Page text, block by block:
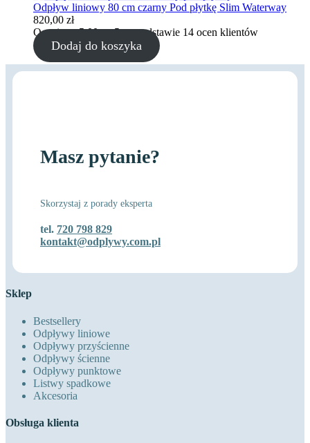
Odpływ liniowy 80 cm czarny Pod płytkę Slim Waterway
820,00 zł
Oceniony5.00na 5 na podstawie 14 ocen klientów
Dodaj do koszyka
Masz pytanie?
Skorzystaj z porady eksperta
tel. 720 798 829
kontakt@odplywy.com.pl
Sklep
Bestsellery
Odpływy liniowe
Odpływy przyścienne
Odpływy ścienne
Odpływy punktowe
Listwy spadkowe
Akcesoria
Obsługa klienta